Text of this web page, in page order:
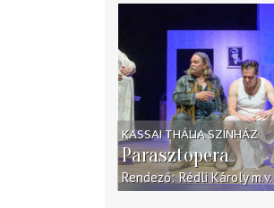
KASSAI THÁLIA SZÍNHÁZ
Parasztopera
Rendező Rédli Károly m.v.